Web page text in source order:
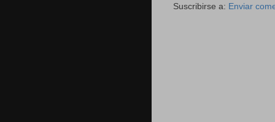
Suscribirse a: Enviar